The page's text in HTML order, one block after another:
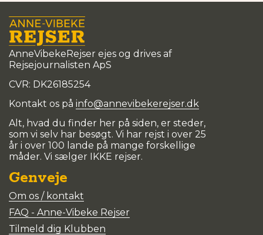
AnneVibekeRejser ejes og drives af
Rejsejournalisten ApS
CVR: DK26185254
Kontakt os på info@annevibekerejser.dk
Alt, hvad du finder her på siden, er steder,
som vi selv har besøgt. Vi har rejst i over 25
år i over 100 lande på mange forskellige
måder. Vi sælger IKKE rejser.
Genveje
Om os / kontakt
FAQ - Anne-Vibeke Rejser
Tilmeld dig Klubben